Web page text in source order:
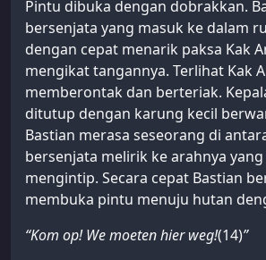
Pintu dibuka dengan dobrakkan.
bersenjata yang masuk ke dalam
dengan cepat menarik paksa Kak
mengikat tangannya. Terlihat Kak
memberontak dan berteriak.
ditutup dengan karung kecil
Bastian merasa seseorang di
bersenjata melirik ke arahnya
mengintip. Secara cepat Bastian
membuka pintu menuju hutan
“Kom op! We moeten hier weg!(14)”